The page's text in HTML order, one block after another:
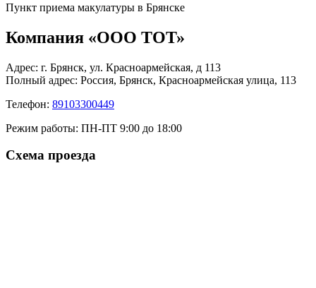
Пункт приема макулатуры в Брянске
Компания «ООО ТОТ»
Адрес: г. Брянск, ул. Красноармейская, д 113
Полный адрес: Россия, Брянск, Красноармейская улица, 113
Телефон: 89103300449
Режим работы: ПН-ПТ 9:00 до 18:00
Схема проезда